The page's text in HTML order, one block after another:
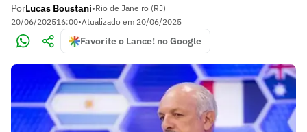
PorLucas Boustani•Rio de Janeiro (RJ)
20/06/202516:00•Atualizado em 20/06/2025
Favorite o Lance! no Google